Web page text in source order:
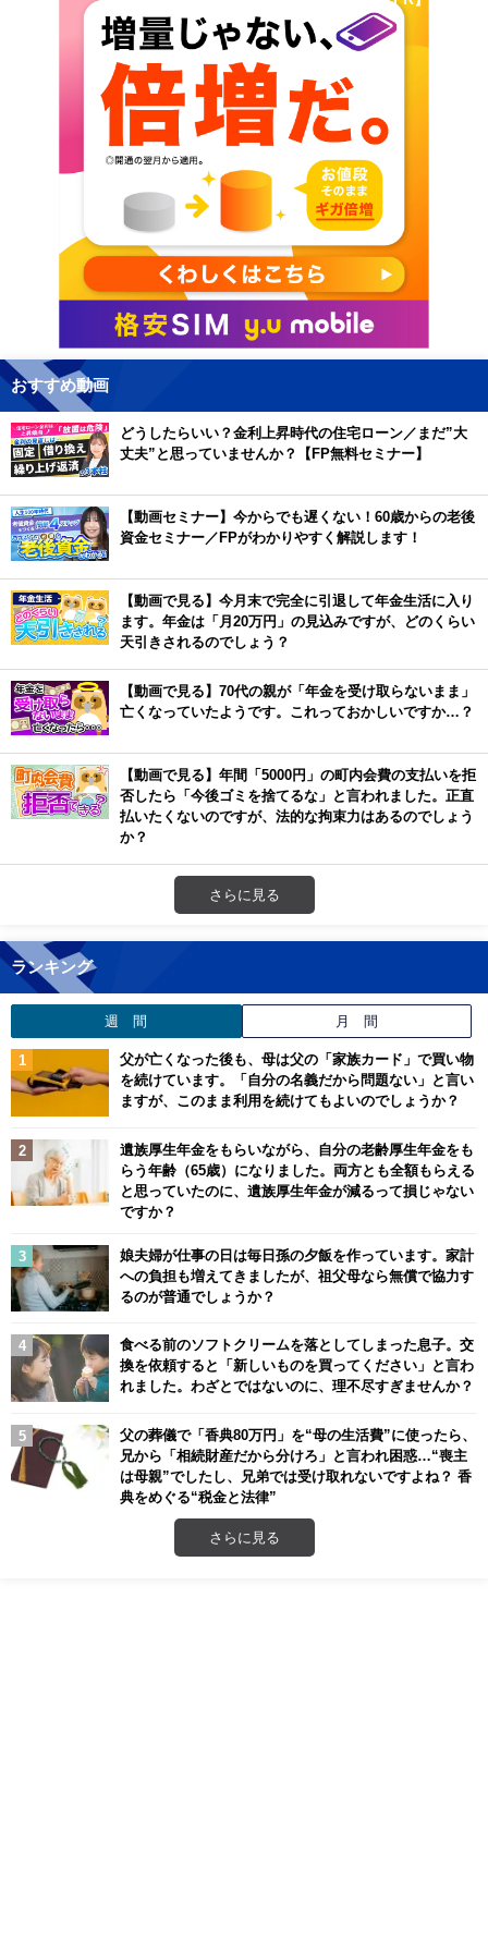
おすすめ動画
どうしたらいい？金利上昇時代の住宅ローン／まだ”大
丈夫”と思っていませんか？【FP無料セミナー】
【動画セミナー】今からでも遅くない！60歳からの老後
資金セミナー／FPがわかりやすく解説します！
【動画で見る】今月末で完全に引退して年金生活に入り
ます。年金は「月20万円」の見込みですが、どのくらい
天引きされるのでしょう？
【動画で見る】70代の親が「年金を受け取らないまま」
亡くなっていたようです。これっておかしいですか…？
【動画で見る】年間「5000円」の町内会費の支払いを拒
否したら「今後ゴミを捨てるな」と言われました。正直
払いたくないのですが、法的な拘束力はあるのでしょう
か？
さらに見る
ランキング
週 間 月 間
父が亡くなった後も、母は父の「家族カード」で買い物
を続けています。「自分の名義だから問題ない」と言い
ますが、このまま利用を続けてもよいのでしょうか？
遺族厚生年金をもらいながら、自分の老齢厚生年金をも
らう年齢（65歳）になりました。両方とも全額もらえる
と思っていたのに、遺族厚生年金が減るって損じゃない
ですか？
娘夫婦が仕事の日は毎日孫の夕飯を作っています。家計
への負担も増えてきましたが、祖父母なら無償で協力す
るのが普通でしょうか？
食べる前のソフトクリームを落としてしまった息子。交
換を依頼すると「新しいものを買ってください」と言わ
れました。わざとではないのに、理不尽すぎませんか？
父の葬儀で「香典80万円」を“母の生活費”に使ったら、
兄から「相続財産だから分けろ」と言われ困惑…“喪主
は母親”でしたし、兄弟では受け取れないですよね？ 香
典をめぐる“税金と法律”
さらに見る